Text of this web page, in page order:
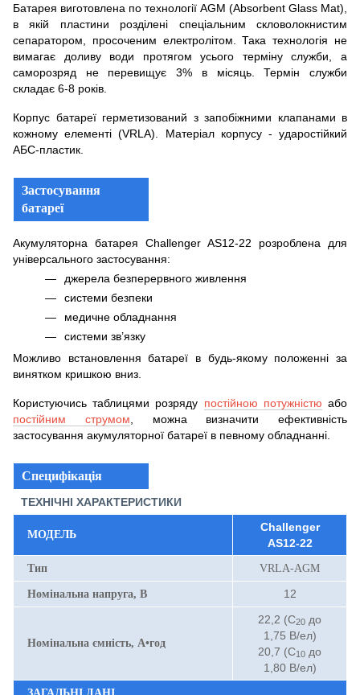
Батарея виготовлена по технології AGM (Absorbent Glass Mat),
в якій пластини розділені спеціальним скловолокнистим
сепаратором, просоченим електролітом. Така технологія не
вимагає доливу води протягом усього терміну служби, а
саморозряд не перевищує 3% в місяць. Термін служби
складає 6-8 років.
Корпус батареї герметизований з запобіжними клапанами в
кожному елементі (VRLA). Матеріал корпусу - ударостійкий
АБС-пластик.
Застосування
батареї
Акумуляторна батарея Challenger AS12-22 розроблена для
універсального застосування:
джерела безперервного живлення
системи безпеки
медичне обладнання
системи зв’язку
Можливо встановлення батареї в будь-якому положенні за
винятком кришкою вниз.
Користуючись таблицями розряду постійною потужністю або
постійним струмом , можна визначити ефективність
застосування акумуляторної батареї в певному обладнанні.
Специфікація
ТЕХНІЧНІ ХАРАКТЕРИСТИКИ
МОДЕЛЬ
Challenger
AS12-22
Тип VRLA-AGM
Номінальна напруга, В 12
Номінальна ємність, А•год
22,2 (С20 до
1,75 В/ел)
20,7 (С10 до
1,80 В/ел)